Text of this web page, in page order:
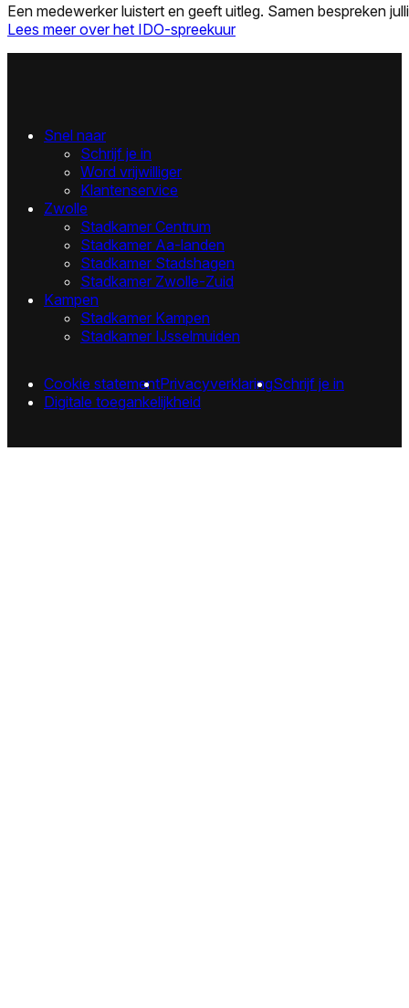
Een medewerker luistert en geeft uitleg. Samen bespreken
Lees meer over het IDO-spreekuur
Snel naar
Schrijf je in
Word vrijwilliger
Klantenservice
Zwolle
Stadkamer Centrum
Stadkamer Aa-landen
Stadkamer Stadshagen
Stadkamer Zwolle-Zuid
Kampen
Stadkamer Kampen
Stadkamer IJsselmuiden
Cookie statementPrivacyverklaringSchrijf je in
Digitale toegankelijkheid